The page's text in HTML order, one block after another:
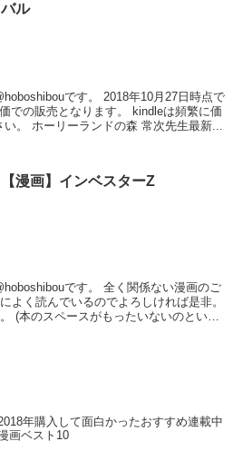
バル
。 2018年10月27日時点で
。 ホーリーランドの森 常次先生最新...
【漫画】インベスターZ
す。 全く関係ない漫画のご
よく読んでいるのでよろしければ是非。
(本のスペースがもったいないのといつ
年購入して面白かったおすすめ連載中
画ベスト10